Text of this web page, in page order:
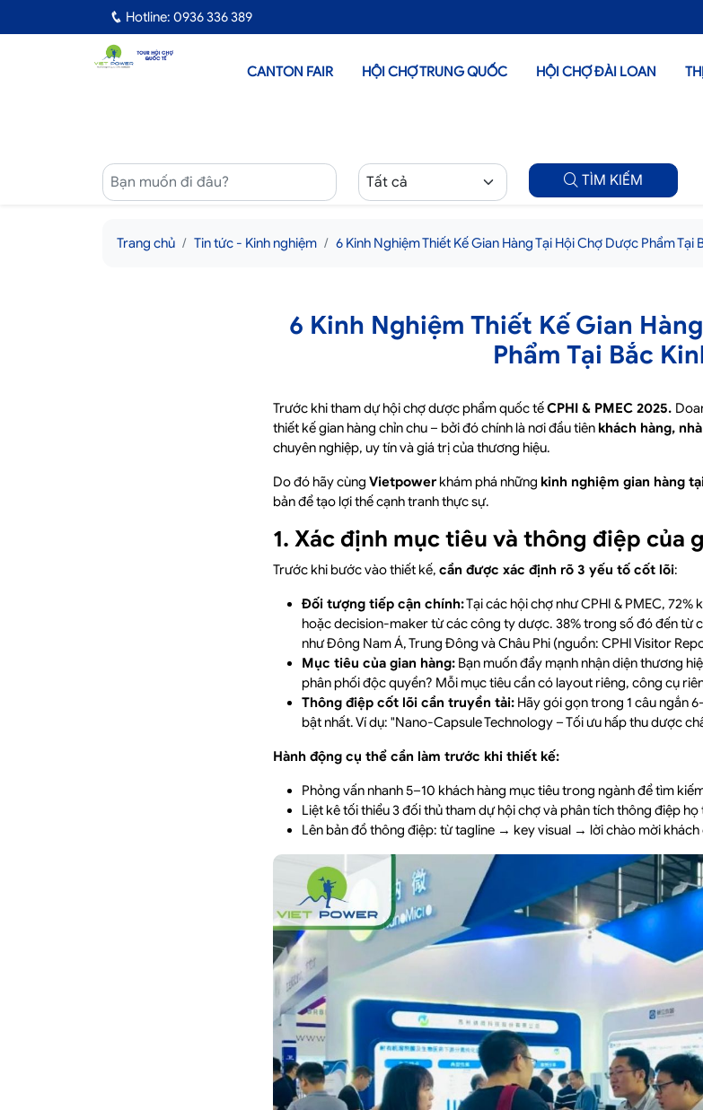
Hotline: 0936 336 389
CANTON FAIR HỘI CHỢ TRUNG QUỐC HỘI CHỢ ĐÀI LOAN
TÌM KIẾM
Trang chủ Tin tức - Kinh nghiệm 6 Kinh Nghiệm Thiết Kế Gian Hàng Tại Hội Chợ Dược Phẩm Tại
6 Kinh Nghiệm Thiết Kế Gian
Phẩm Tại Bắc
Trước khi tham dự hội chợ dược phẩm quốc tếCPHI & PMEC 2025.
thiết kế gian hàng chỉn chu – bởi đó chính là nơi đầu tiên khách hàng,
chuyên nghiệp, uy tín và giá trị của thương hiệu.
Do đó hãy cùng Vietpower khám phá những kinh nghiệm gian hàng
bản để tạo lợi thế cạnh tranh thực sự.
1. Xác định mục tiêu và thông điệp của
Trước khi bước vào thiết kế, cần được xác định rõ 3 yếu tố cốt lõi:
Đối tượng tiếp cận chính:Tại các hội chợ như CPHI & PMEC,
hoặc decision-maker từ các công ty dược. 38% trong số đó đến từ
như Đông Nam Á, Trung Đông và Châu Phi (nguồn: CPHI Visitor
Mục tiêu của gian hàng: Bạn muốn đẩy mạnh nhận diện thương
phân phối độc quyền? Mỗi mục tiêu cần có layout riêng, công cụ
Thông điệp cốt lõi cần truyền tải: Hãy gói gọn trong 1 câu ngắn
bật nhất. Ví dụ: "Nano-Capsule Technology – Tối ưu hấp thu dược
Hành động cụ thể cần làm trước khi thiết kế:
Phỏng vấn nhanh 5–10 khách hàng mục tiêu trong ngành để tìm
Liệt kê tối thiểu 3 đối thủ tham dự hội chợ và phân tích thông điệp
Lên bản đồ thông điệp: từ tagline → key visual → lời chào mời khách